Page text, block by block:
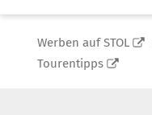
Werben auf STOL
Tourentipps